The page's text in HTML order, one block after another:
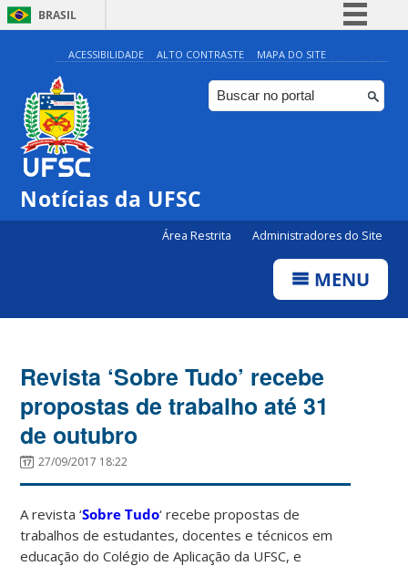
BRASIL
Simplifique!
Comunica BR
Participe
ACESSIBILIDADE ALTO CONTRASTE MAPA DO SITE
Notícias da UFSC
Área Restrita Administradores do Site
MENU
Revista ‘Sobre Tudo’ recebe
propostas de trabalho até 31
de outubro
27/09/2017 18:22
A revista ‘Sobre Tudo‘ recebe propostas de
trabalhos de estudantes, docentes e técnicos em
educação do Colégio de Aplicação da UFSC, e